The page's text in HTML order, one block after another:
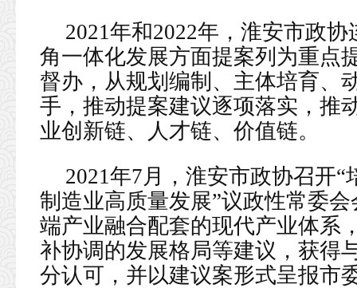
2021年和2022年，淮安市政
角一体化发展方面提案列为重点
督办，从规划编制、主体培育、
手，推动提案建议逐项落实，推
业创新链、人才链、价值链。
2021年7月，淮安市政协召开
制造业高质量发展”议政性常委
端产业融合配套的现代产业体系
补协调的发展格局等建议，获得
分认可，并以建议案形式呈报市